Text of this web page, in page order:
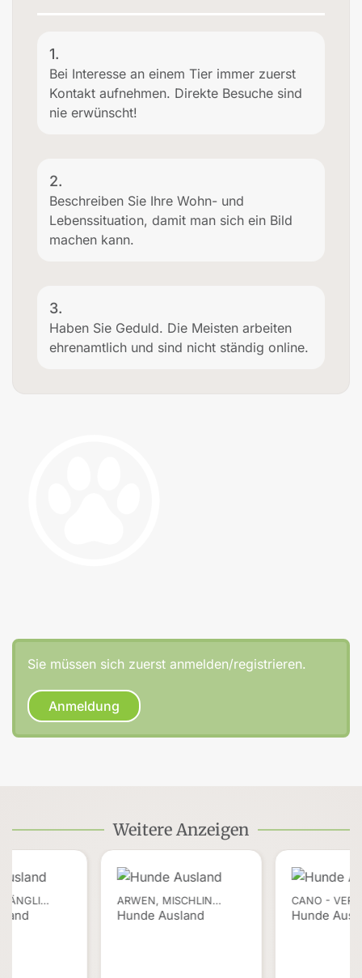
1.
Bei Interesse an einem Tier immer zuerst
Kontakt aufnehmen. Direkte Besuche sind
nie erwünscht!
2.
Beschreiben Sie Ihre Wohn- und
Lebenssituation, damit man sich ein Bild
machen kann.
3.
Haben Sie Geduld. Die Meisten arbeiten
ehrenamtlich und sind nicht ständig online.
Sie müssen sich zuerst anmelden/registrieren.
Anmeldung
Weitere Anzeigen
ARWEN, MISCHLIN…
Hunde Ausland
CANO -
Hunde